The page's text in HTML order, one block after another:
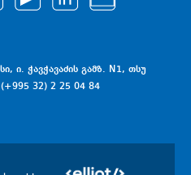
ი. ჭავჭავაძის გამზ. N1, თსუ
32) 2 25 04 84